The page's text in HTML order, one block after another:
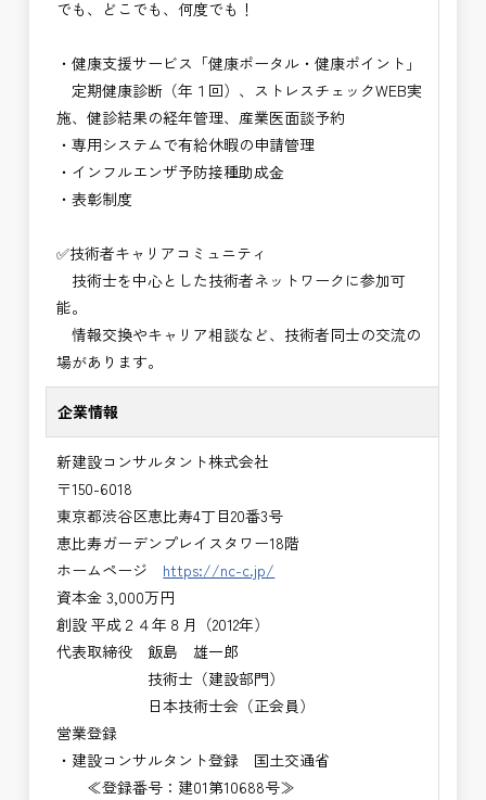
でも、どこでも、何度でも！
・健康支援サービス「健康ポータル・健康ポイント」
定期健康診断（年１回）、ストレスチェックWEB実
施、健診結果の経年管理、産業医面談予約
・専用システムで有給休暇の申請管理
・インフルエンザ予防接種助成⾦
・表彰制度
✅技術者キャリアコミュニティ
技術士を中心とした技術者ネットワークに参加可
能。
情報交換やキャリア相談など、技術者同士の交流の
場があります。
企業情報
新建設コンサルタント株式会社
〒150-6018
東京都渋谷区恵比寿4丁目20番3号
恵比寿ガーデンプレイスタワー18階
ホームページ https://nc-c.jp/
資本金 3,000万円
創設 平成２４年８月（2012年）
代表取締役 飯島 雄一郎
技術士（建設部門）
日本技術士会（正会員）
営業登録
・建設コンサルタント登録 国土交通省
≪登録番号：建01第10688号≫